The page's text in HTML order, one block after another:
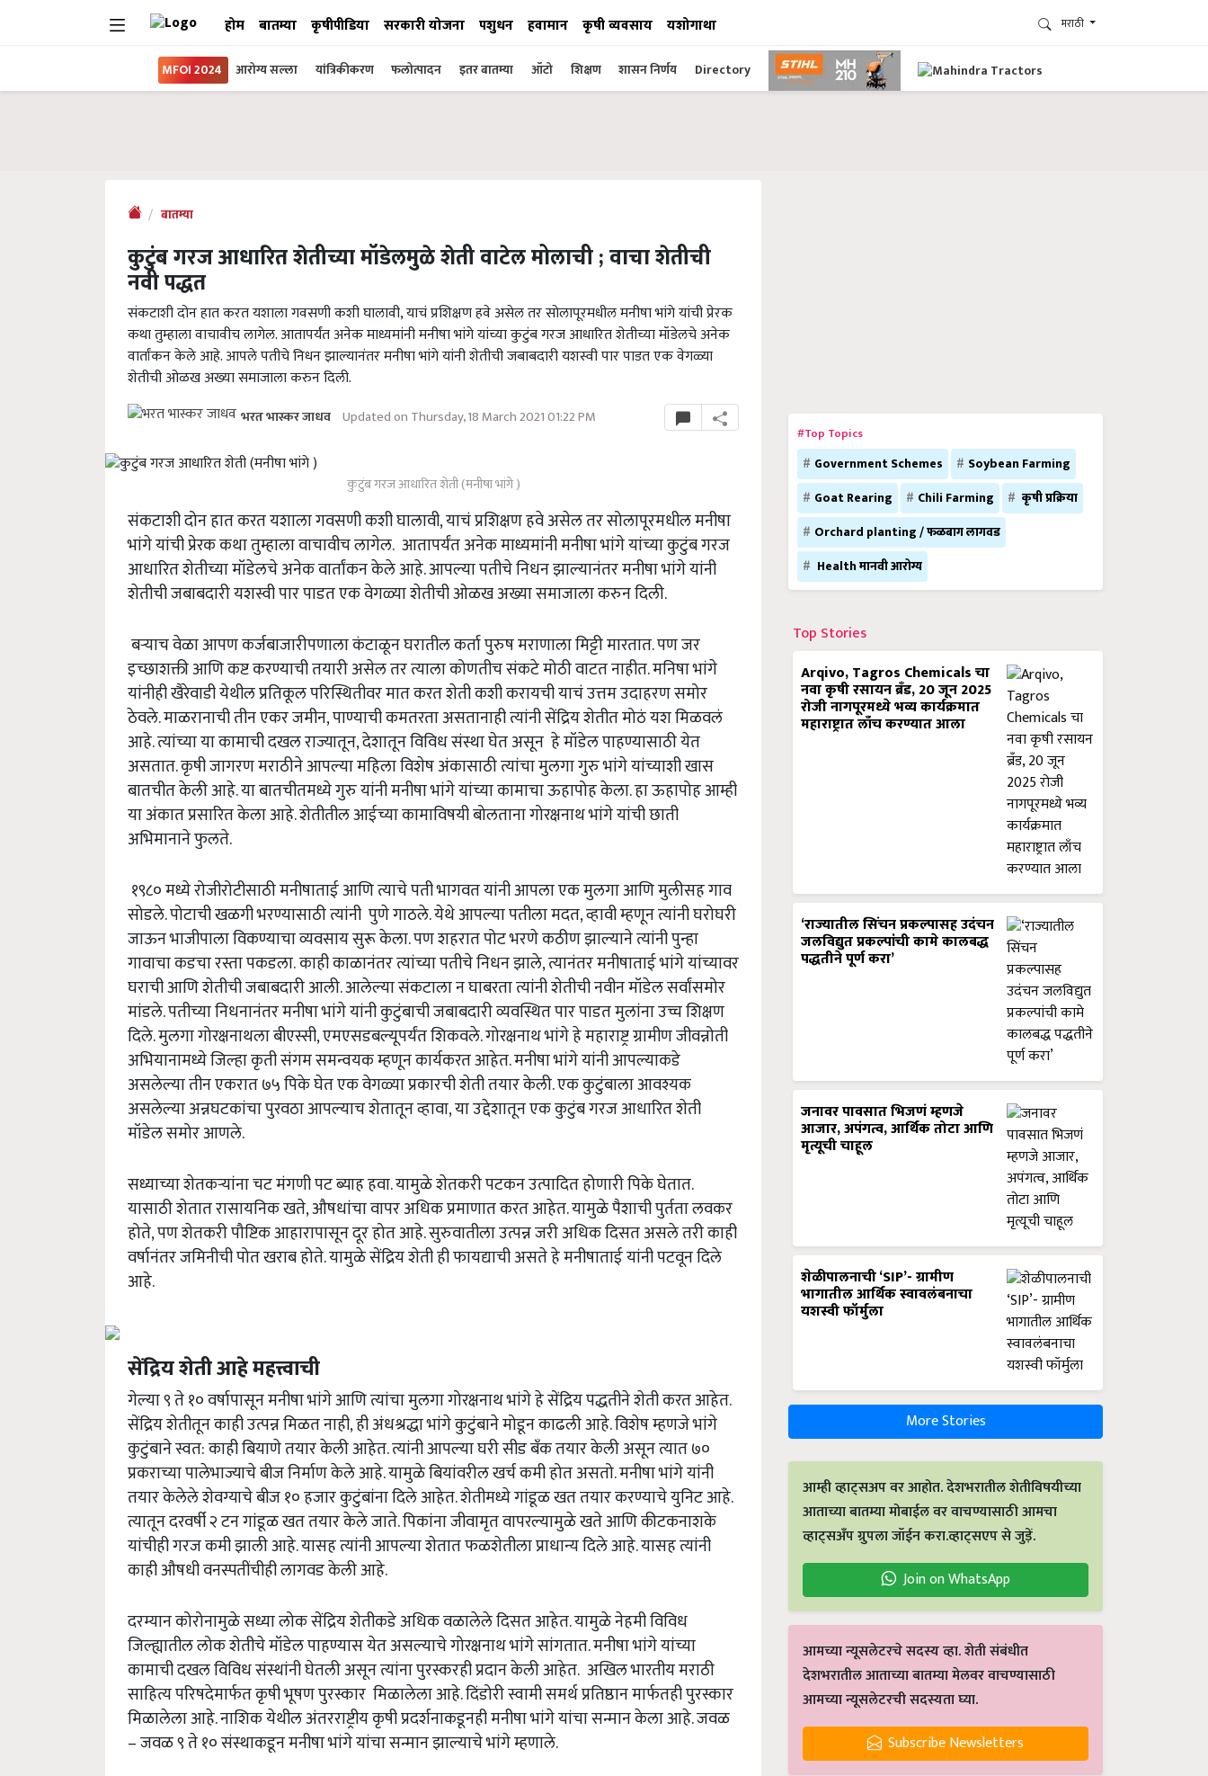
होम बातम्या कृषीपीडिया सरकारी योजना पशुधन हवामान कृषी व्यवसाय यशोगाथा मराठी
MFOI 2024 आरोग्य सल्ला यांत्रिकीकरण फलोत्पादन इतर बातम्या ऑटो शिक्षण शासन निर्णय Directory
बातम्या
कुटुंब गरज आधारित शेतीच्या मॉडेलमुळे शेती वाटेल मोलाची ; वाचा शेतीची
नवी पद्धत
संकटाशी दोन हात करत यशाला गवसणी कशी घालावी, याचं प्रशिक्षण हवे असेल तर सोलापूरमधील मनीषा भांगे यांची प्रेरक
कथा तुम्हाला वाचावीच लागेल. आतापर्यंत अनेक माध्यमांनी मनीषा भांगे यांच्या कुटुंब गरज आधारित शेतीच्या मॉडेलचे अनेक
वार्तांकन केले आहे. आपले पतीचे निधन झाल्यानंतर मनीषा भांगे यांनी शेतीची जबाबदारी यशस्वी पार पाडत एक वेगळ्या
शेतीची ओळख अख्या समाजाला करुन दिली.
भरत भास्कर जाधव Updated on Thursday, 18 March 2021 01:22 PM
कुटुंब गरज आधारित शेती (मनीषा भांगे )
संकटाशी दोन हात करत यशाला गवसणी कशी घालावी,याचं प्रशिक्षण हवे असेल तर सोलापूरमधील मनीषा
भांगे यांची प्रेरक कथा तुम्हाला वाचावीच लागेल. आतापर्यंत अनेक माध्यमांनी मनीषा भांगे यांच्या कुटुंब गरज
आधारित शेतीच्या मॉडेलचे अनेक वार्तांकन केले आहे. आपल्या पतीचे निधन झाल्यानंतर मनीषा भांगे यांनी
शेतीची जबाबदारी यशस्वी पार पाडत एक वेगळ्या शेतीची ओळख अख्या समाजाला करुन दिली.
बऱ्याच वेळा आपण कर्जबाजारीपणाला कंटाळून घरातील कर्ता पुरुष मराणाला मिट्टी मारतात. पण जर
इच्छाशक्ती आणि कष्ट करण्याची तयारी असेल तर त्याला कोणतीच संकटे मोठी वाटत नाहीत. मनिषा भांगे
यांनीही खैरेवाडी येथील प्रतिकूल परिस्थितीवर मात करत शेती कशी करायची याचं उत्तम उदाहरण समोर
ठेवले. माळरानाची तीन एकर जमीन,पाण्याची कमतरता असतानाही त्यांनी सेंद्रिय शेतीत मोठं यश मिळवलं
आहे. त्यांच्या या कामाची दखल राज्यातून,देशातून विविध संस्था घेत असून हे मॉडेल पाहण्यासाठी येत
असतात. कृषी जागरण मराठीने आपल्या महिला विशेष अंकासाठी त्यांचा मुलगा गुरु भांगे यांच्याशी खास
बातचीत केली आहे. या बातचीतमध्ये गुरु यांनी मनीषा भांगे यांच्या कामाचा ऊहापोह केला. हा ऊहापोह आम्ही
या अंकात प्रसारित केला आहे. शेतीतील आईच्या कामाविषयी बोलताना गोरक्षनाथ भांगे यांची छाती
अभिमानाने फुलते.
१९८० मध्ये रोजीरोटीसाठी मनीषाताई आणि त्याचे पती भागवत यांनी आपला एक मुलगा आणि मुलीसह गाव
सोडले. पोटाची खळगी भरण्यासाठी त्यांनी पुणे गाठले. येथे आपल्या पतीला मदत,व्हावी म्हणून त्यांनी घरोघरी
जाऊन भाजीपाला विकण्याचा व्यवसाय सुरू केला. पण शहरात पोट भरणे कठीण झाल्याने त्यांनी पुन्हा
गावाचा कडचा रस्ता पकडला.काही काळानंतर त्यांच्या पतीचे निधन झाले,त्यानंतर मनीषाताई भांगे यांच्यावर
घराची आणि शेतीची जबाबदारी आली. आलेल्या संकटाला न घाबरता त्यांनी शेतीची नवीन मॉडेल सर्वांसमोर
मांडले. पतीच्या निधनानंतर मनीषा भांगे यांनी कुटुंबाची जबाबदारी व्यवस्थित पार पाडत मुलांना उच्च शिक्षण
दिले. मुलगा गोरक्षनाथला बीएस्सी,एमएसडबल्यूपर्यंत शिकवले. गोरक्षनाथ भांगे हे महाराष्ट्र ग्रामीण जीवन्नोती
अभियानामध्ये जिल्हा कृती संगम समन्वयक म्हणून कार्यकरत आहेत. मनीषा भांगे यांनी आपल्याकडे
असलेल्या तीन एकरात ७५ पिके घेत एक वेगळ्या प्रकारची शेती तयार केली. एक कुटुंबाला आवश्यक
असलेल्या अन्नघटकांचा पुरवठा आपल्याच शेतातून व्हावा,या उद्देशातून एक कुटुंब गरज आधारित शेती
मॉडेल समोर आणले.
सध्याच्या शेतकऱ्यांना चट मंगणी पट ब्याह हवा. यामुळे शेतकरी पटकन उत्पादित होणारी पिके घेतात.
यासाठी शेतात रासायनिक खते,औषधांचा वापर अधिक प्रमाणात करत आहेत. यामुळे पैशाची पुर्तता लवकर
होते,पण शेतकरी पौष्टिक आहारापासून दूर होत आहे. सुरुवातीला उत्पन्न जरी अधिक दिसत असले तरी काही
वर्षानंतर जमिनीची पोत खराब होते. यामुळे सेंद्रिय शेती ही फायद्याची असते हे मनीषाताई यांनी पटवून दिले
आहे.
सेंद्रिय शेती आहे महत्त्वाची
गेल्या ९ ते १० वर्षापासून मनीषा भांगे आणि त्यांचा मुलगा गोरक्षनाथ भांगे हे सेंद्रिय पद्धतीने शेती करत आहेत.
सेंद्रिय शेतीतून काही उत्पन्न मिळत नाही,ही अंधश्रद्धा भांगे कुटुंबाने मोडून काढली आहे. विशेष म्हणजे भांगे
कुटुंबाने स्वत: काही बियाणे तयार केली आहेत. त्यांनी आपल्या घरी सीड बँक तयार केली असून त्यात ७०
प्रकराच्या पालेभाज्याचे बीज निर्माण केले आहे. यामुळे बियांवरील खर्च कमी होत असतो. मनीषा भांगे यांनी
तयार केलेले शेवग्याचे बीज १० हजार कुटुंबांना दिले आहेत. शेतीमध्ये गांडूळ खत तयार करण्याचे युनिट आहे.
त्यातून दरवर्षी २ टन गांडूळ खत तयार केले जाते. पिकांना जीवामृत वापरल्यामुळे खते आणि कीटकनाशके
यांचीही गरज कमी झाली आहे. यासह त्यांनी आपल्या शेतात फळशेतीला प्राधान्य दिले आहे. यासह त्यांनी
काही औषधी वनस्पतींचीही लागवड केली आहे.
दरम्यान कोरोनामुळे सध्या लोक सेंद्रिय शेतीकडे अधिक वळालेले दिसत आहेत. यामुळे नेहमी विविध
जिल्ह्यातील लोक शेतीचे मॉडेल पाहण्यास येत असल्याचे गोरक्षनाथ भांगे सांगतात. मनीषा भांगे यांच्या
कामाची दखल विविध संस्थांनी घेतली असून त्यांना पुरस्करही प्रदान केली आहेत. अखिल भारतीय मराठी
साहित्य परिषदेमार्फत कृषी भूषण पुरस्कार मिळालेला आहे. दिंडोरी स्वामी समर्थ प्रतिष्ठान मार्फतही पुरस्कार
मिळालेला आहे. नाशिक येथील अंतरराष्ट्रीय कृषी प्रदर्शनाकडूनही मनीषा भांगे यांचा सन्मान केला आहे. जवळ
– जवळ ९ ते १० संस्थाकडून मनीषा भांगे यांचा सन्मान झाल्याचे भांगे म्हणाले.
#Top Topics
Government Schemes
Soybean Farming
Goat Rearing
Chili Farming
कृषी प्रक्रिया
Orchard planting / फळबाग लागवड
Health मानवी आरोग्य
Top Stories
Arqivo, Tagros Chemicals चा
नवा कृषी रसायन ब्रँड, 20 जून 2025
रोजी नागपूरमध्ये भव्य कार्यक्रमात
महाराष्ट्रात लाँच करण्यात आला
‘राज्यातील सिंचन प्रकल्पासह उदंचन
जलविद्युत प्रकल्पांची कामे कालबद्ध
पद्धतीने पूर्ण करा’
जनावर पावसात भिजणं म्हणजे
आजार, अपंगत्व, आर्थिक तोटा आणि
मृत्यूची चाहूल
शेळीपालनाची ‘SIP’- ग्रामीण
भागातील आर्थिक स्वावलंबनाचा
यशस्वी फॉर्मुला
More Stories
आम्ही व्हाट्सअप वर आहोत. देशभरातील शेतीविषयीच्या
आताच्या बातम्या मोबाईल वर वाचण्यासाठी आमचा
व्हाट्सअँप ग्रुपला जॉईन करा.व्हाट्सएप से जुड़ें.
Join on WhatsApp
आमच्या न्यूसलेटरचे सदस्य व्हा. शेती संबंधीत
देशभरातील आताच्या बातम्या मेलवर वाचण्यासाठी
आमच्या न्यूसलेटरची सदस्यता घ्या.
Subscribe Newsletters